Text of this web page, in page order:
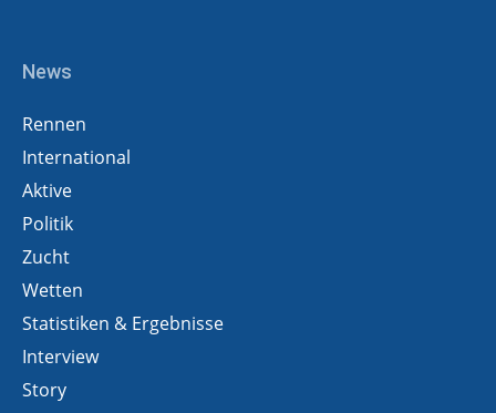
News
Rennen
International
Aktive
Politik
Zucht
Wetten
Statistiken & Ergebnisse
Interview
Story